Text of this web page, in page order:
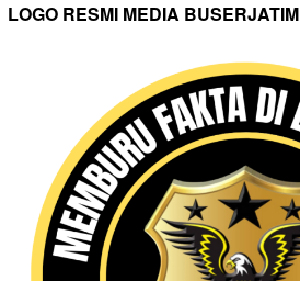
LOGO RESMI MEDIA BUSERJATIM